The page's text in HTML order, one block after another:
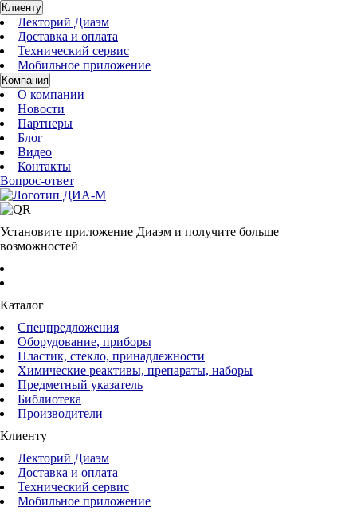
Клиенту
Лекторий Диаэм
Доставка и оплата
Технический сервис
Мобильное приложение
Компания
О компании
Новости
Партнеры
Блог
Видео
Контакты
Вопрос-ответ
Установите приложение Диаэм и получите больше
возможностей
Каталог
Спецпредложения
Оборудование, приборы
Пластик, стекло, принадлежности
Химические реактивы, препараты, наборы
Предметный указатель
Библиотека
Производители
Клиенту
Лекторий Диаэм
Доставка и оплата
Технический сервис
Мобильное приложение